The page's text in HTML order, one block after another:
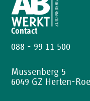
Contact
088 - 99 11 500
Mussenberg 5
6049 GZ Herten-